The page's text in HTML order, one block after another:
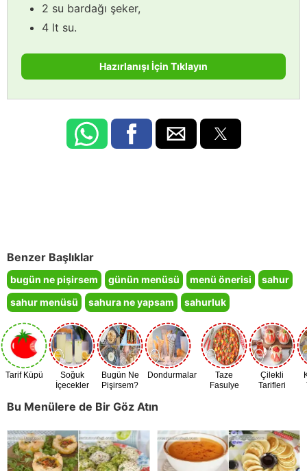
2 su bardağı şeker,
4 lt su.
Hazırlanışı İçin Tıklayın
Benzer Başlıklar
bugün ne pişirsem günün menüsü menü önerisi
sahur
sahur menüsü
sahura ne yapsam sahurluk
Tarif Küpü
Soğuk
İçecekler
Bugün Ne
Pişirsem?
Dondurmalar
Taze
Fasulye
Çilekli
Tarifleri
Bu Menülere de Bir Göz Atın